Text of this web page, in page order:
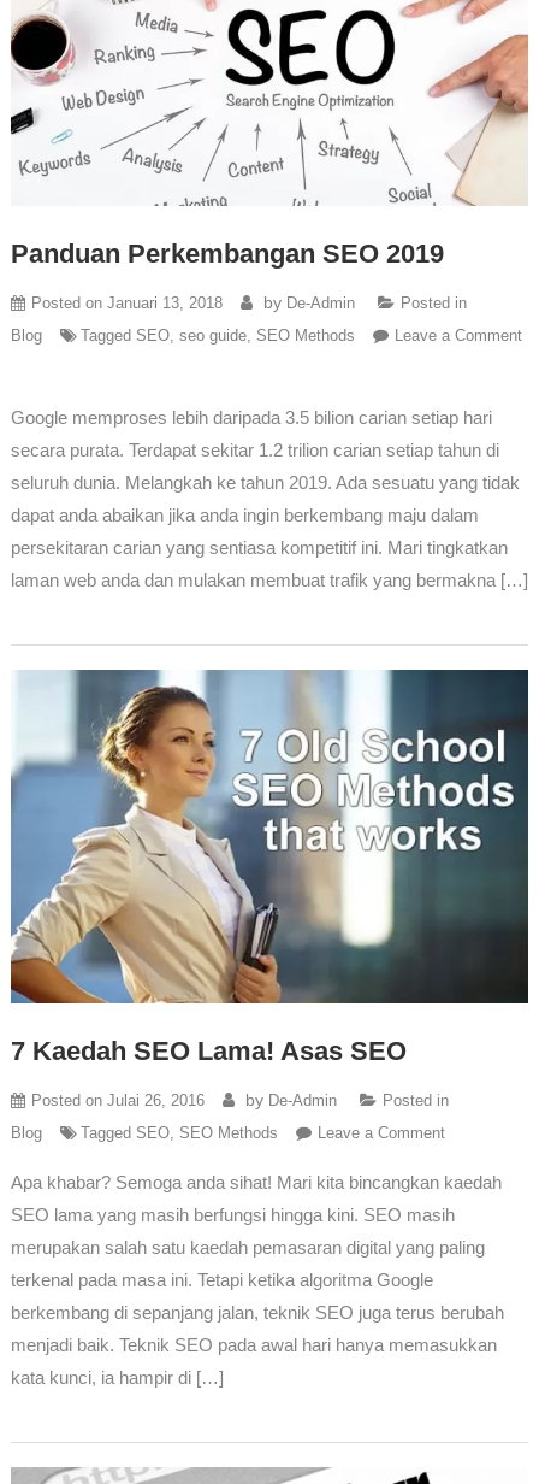
Panduan Perkembangan SEO 2019
Posted on Januari 13, 2018 by De-Admin
Posted in
Blog
Tagged SEO, seo guide, SEO Methods Leave a Comment
Google memproses lebih daripada 3.5 bilion carian setiap hari
secara purata. Terdapat sekitar 1.2 trilion carian setiap tahun di
seluruh dunia. Melangkah ke tahun 2019. Ada sesuatu yang tidak
dapat anda abaikan jika anda ingin berkembang maju dalam
persekitaran carian yang sentiasa kompetitif ini. Mari tingkatkan
laman web anda dan mulakan membuat trafik yang bermakna […]
7 Kaedah SEO Lama! Asas SEO
Posted on Julai 26, 2016 by De-Admin
Posted in
Blog
Tagged SEO, SEO Methods Leave a Comment
Apa khabar? Semoga anda sihat! Mari kita bincangkan kaedah
SEO lama yang masih berfungsi hingga kini. SEO masih
merupakan salah satu kaedah pemasaran digital yang paling
terkenal pada masa ini. Tetapi ketika algoritma Google
berkembang di sepanjang jalan, teknik SEO juga terus berubah
menjadi baik. Teknik SEO pada awal hari hanya memasukkan
kata kunci, ia hampir di […]